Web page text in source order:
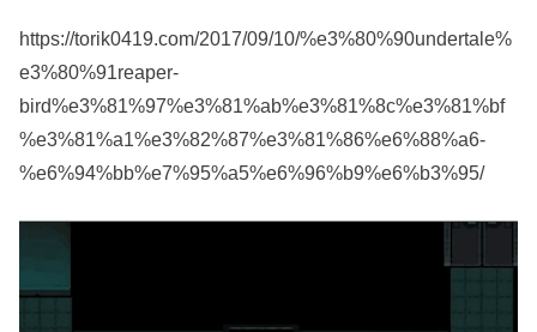
https://torik0419.com/2017/09/10/%e3%80%90undertale%
e3%80%91reaper-
bird%e3%81%97%e3%81%ab%e3%81%8c%e3%81%bf
%e3%81%a1%e3%82%87%e3%81%86%e6%88%a6-
%e6%94%bb%e7%95%a5%e6%96%b9%e6%b3%95/